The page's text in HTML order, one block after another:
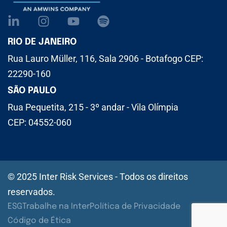
RIO DE JANEIRO
Rua Lauro Müller, 116, Sala 2906 - Botafogo CEP:
22290-160
SÃO PAULO
Rua Pequetita, 215 - 3º andar - Vila Olímpia
CEP: 04552-060
© 2025 Inter Risk Services - Todos os direitos
reservados.
ESGTrabalhe na InterPolítica de Privacidade
Código de Ética